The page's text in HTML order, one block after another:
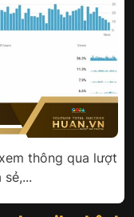
thông qua lượt